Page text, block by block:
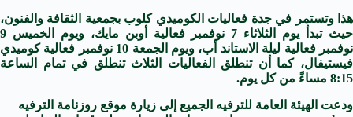
هذا وتستمر في جدة فعاليات الكوميدي كلوب بجمعية الثقافة والفنون،
حيث تبدأ يوم الثلاثاء 7 نوفمبر فعالية أوبن مايك، ويوم الخميس 9
نوفمبر فعالية ليلة الاستاند أب، ويوم الجمعة 10 نوفمبر فعالية كوميدي
فيستيفال، كما أن تنطلق الفعاليات الثلاث تنطلق في تمام الساعة
8:15 مساءً من كل يوم.
ودعت الهيئة العامة للترفيه الجميع إلى زيارة موقع روزنامة الترفيه